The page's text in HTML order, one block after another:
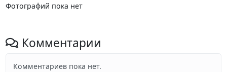
Фотографий пока нет
Комментарии
Комментариев пока нет.